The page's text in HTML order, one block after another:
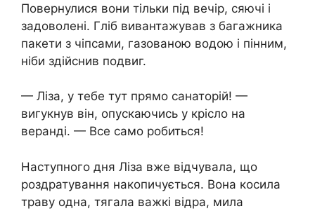
Повернулися вони тільки під вечір, сяючі і
задоволені. Гліб вивантажував з багажника
пакети з чіпсами, газованою водою і пінним,
ніби здійснив подвиг.
— Ліза, у тебе тут прямо санаторій! —
вигукнув він, опускаючись у крісло на
веранді. — Все само робиться!
Наступного дня Ліза вже відчувала, що
роздратування накопичується. Вона косила
траву одна, тягала важкі відра, мила